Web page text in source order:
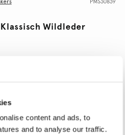
content and ads, to
and to analyse our traffic.
PMS30839
Wildleder
42 43 44